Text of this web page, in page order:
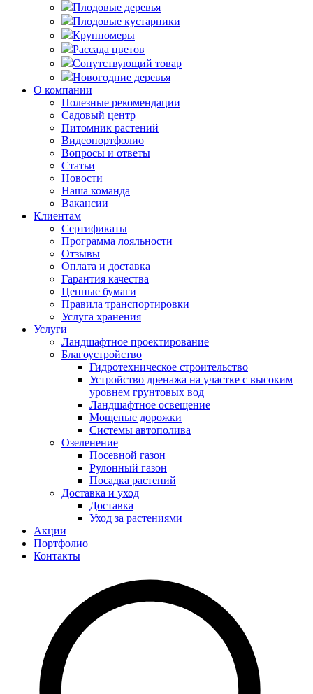
Плодовые деревья
Плодовые кустарники
Крупномеры
Рассада цветов
Сопутствующий товар
Новогодние деревья
О компании
Полезные рекомендации
Садовый центр
Питомник растений
Видеопортфолио
Вопросы и ответы
Статьи
Новости
Наша команда
Вакансии
Клиентам
Сертификаты
Программа лояльности
Отзывы
Оплата и доставка
Гарантия качества
Ценные бумаги
Правила транспортировки
Услуга хранения
Услуги
Ландшафтное проектирование
Благоустройство
Гидротехническое строительство
Устройство дренажа на участке с высоким
уровнем грунтовых вод
Ландшафтное освещение
Мощеные дорожки
Системы автополива
Озеленение
Посевной газон
Рулонный газон
Посадка растений
Доставка и уход
Доставка
Уход за растениями
Акции
Портфолио
Контакты